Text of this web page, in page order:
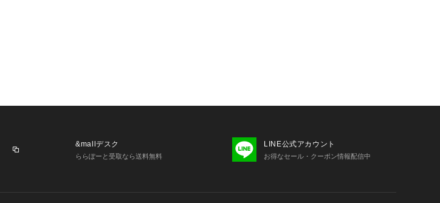
&mallデスク
ららぽーと受取なら送料無料
LINE公式アカウント
お得なセール・クーポン情報配信中